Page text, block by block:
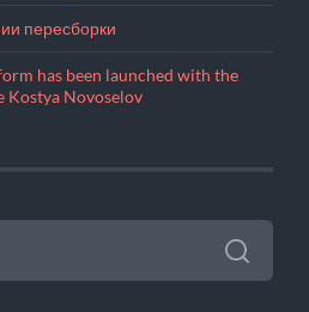
пересборки
has been launched with the
Kostya Novoselov